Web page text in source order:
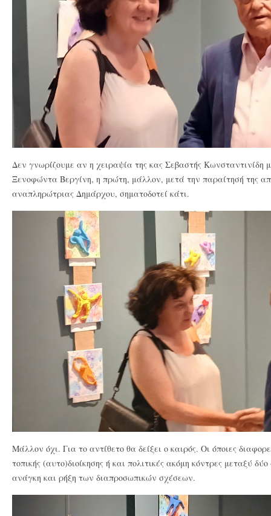
Δεν γνωρίζουμε αν η χειραψία της κας Σεβαστής Κωνσταντινίδη
Ξενοφώντα Βεργίνη, η πρώτη, μάλλον, μετά την παραίτησή της
αναπληρώτριας Δημάρχου, σηματοδοτεί κάτι.
Μάλλον όχι. Για το αντίθετο θα δείξει ο καιρός. Οι όποιες
τοπικής (αυτο)διοίκησης ή και πολιτικές ακόμη κόντρες μεταξύ
ανάγκη και ρήξη των διαπροσωπικών σχέσεων.